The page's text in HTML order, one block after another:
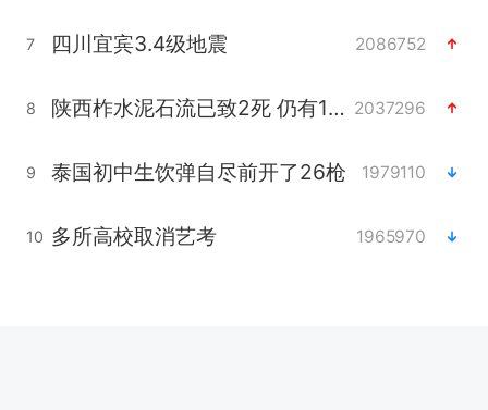
7 四川宜宾3.4级地震 2086752
8 陕西柞水泥石流已致2死 仍有1人失联 2037296
9 泰国初中生饮弹自尽前开了26枪 1979110
10 多所高校取消艺考 1965970